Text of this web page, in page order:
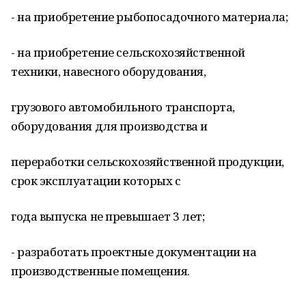
- на приобретение рыбопосадочного материала;
- на приобретение сельскохозяйственной
техники, навесного оборудования,
грузового автомобильного транспорта,
оборудования для производства и
переработки сельскохозяйственной продукции,
срок эксплуатации которых с
года выпуска не превышает 3 лет;
- разработать проектные документации на
производственные помещения.